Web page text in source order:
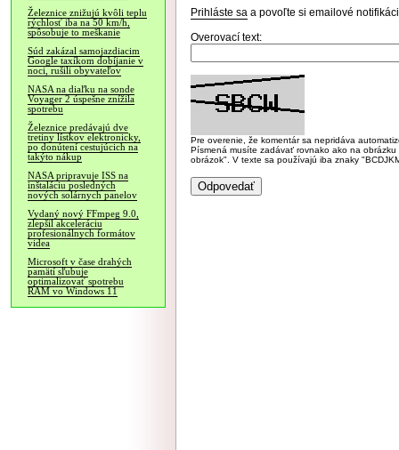
Železnice znižujú kvôli teplu
rýchlosť iba na 50 km/h,
spôsobuje to meškanie
Súd zakázal samojazdiacim
Google taxíkom dobíjanie v
noci, rušili obyvateľov
NASA na diaľku na sonde
Voyager 2 úspešne znížila
spotrebu
Železnice predávajú dve
tretiny lístkov elektronicky,
po donútení cestujúcich na
takýto nákup
NASA pripravuje ISS na
inštaláciu posledných
nových solárnych panelov
Vydaný nový FFmpeg 9.0,
zlepšil akceleráciu
profesionálnych formátov
videa
Microsoft v čase drahých
pamätí sľubuje
optimalizovať spotrebu
RAM vo Windows 11
Prihláste sa a povoľte si emailové
Overovací text:
Pre overenie, že komentár sa nepridáva
Písmená musíte zadávať rovnako ako na
obrázok". V texte sa používajú iba znaky